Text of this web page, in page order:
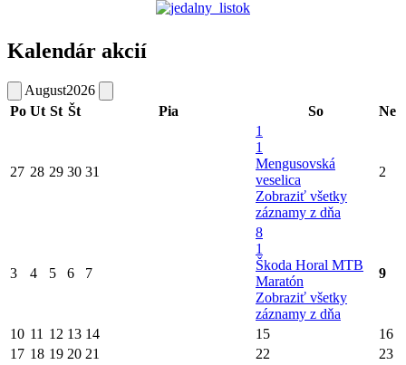
Kalendár akcií
August2026
Po Ut St Št Pia So Ne
27 28 29 30 31
1
1
Mengusovská
veselica
Zobraziť všetky
záznamy z dňa
2
3 4 5 6 7
8
1
Škoda Horal MTB
Maratón
Zobraziť všetky
záznamy z dňa
9
10 11 12 13 14 15
16
17 18 19 20 21 22 23